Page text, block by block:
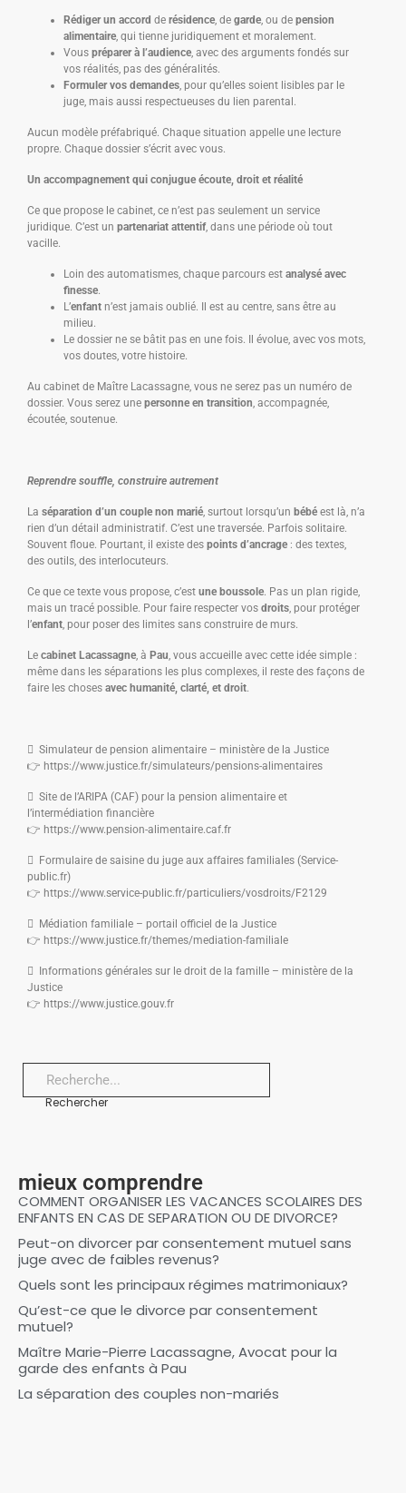
Rédiger un accord de résidence, de garde, ou de pension
alimentaire, qui tienne juridiquement et moralement.
Vous préparer à l’audience, avec des arguments fondés sur
vos réalités, pas des généralités.
Formuler vos demandes, pour qu’elles soient lisibles par le
juge, mais aussi respectueuses du lien parental.
Aucun modèle préfabriqué. Chaque situation appelle une lecture
propre. Chaque dossier s’écrit avec vous.
Un accompagnement qui conjugue écoute, droit et réalité
Ce que propose le cabinet, ce n’est pas seulement un service
juridique. C’est un partenariat attentif, dans une période où tout
vacille.
Loin des automatismes, chaque parcours est analysé avec
finesse.
L’enfant n’est jamais oublié. Il est au centre, sans être au
milieu.
Le dossier ne se bâtit pas en une fois. Il évolue, avec vos mots,
vos doutes, votre histoire.
Au cabinet de Maître Lacassagne, vous ne serez pas un numéro de
dossier. Vous serez une personne en transition, accompagnée,
écoutée, soutenue.
Reprendre souffle, construire autrement
La séparation d’un couple non marié, surtout lorsqu’un bébé est là, n’a
rien d’un détail administratif. C’est une traversée. Parfois solitaire.
Souvent floue. Pourtant, il existe des points d’ancrage : des textes,
des outils, des interlocuteurs.
Ce que ce texte vous propose, c’est une boussole. Pas un plan rigide,
mais un tracé possible. Pour faire respecter vos droits, pour protéger
l’enfant, pour poser des limites sans construire de murs.
Le cabinet Lacassagne, à Pau, vous accueille avec cette idée simple :
même dans les séparations les plus complexes, il reste des façons de
faire les choses avec humanité, clarté, et droit.
 Simulateur de pension alimentaire – ministère de la Justice
👉 https://www.justice.fr/simulateurs/pensions-alimentaires
 Site de l’ARIPA (CAF) pour la pension alimentaire et
l’intermédiation financière
👉 https://www.pension-alimentaire.caf.fr
 Formulaire de saisine du juge aux affaires familiales (Service-
public.fr)
👉 https://www.service-public.fr/particuliers/vosdroits/F2129
 Médiation familiale – portail officiel de la Justice
👉 https://www.justice.fr/themes/mediation-familiale
 Informations générales sur le droit de la famille – ministère de la
Justice
👉 https://www.justice.gouv.fr
Rechercher
mieux comprendre
COMMENT ORGANISER LES VACANCES SCOLAIRES DES
ENFANTS EN CAS DE SEPARATION OU DE DIVORCE?
Peut-on divorcer par consentement mutuel sans
juge avec de faibles revenus?
Quels sont les principaux régimes matrimoniaux?
Qu’est-ce que le divorce par consentement
mutuel?
Maître Marie-Pierre Lacassagne, Avocat pour la
garde des enfants à Pau
La séparation des couples non-mariés